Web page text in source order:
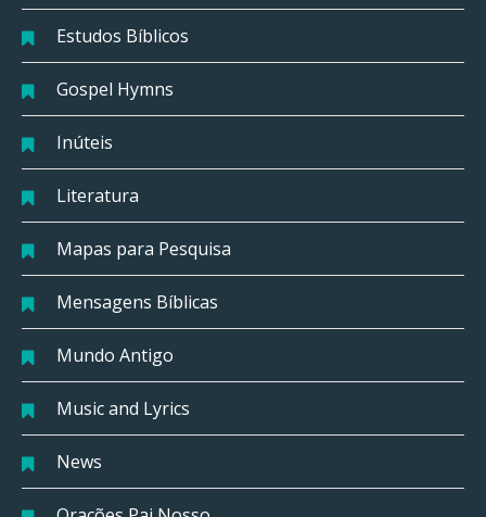
Estudos Bíblicos
Gospel Hymns
Inúteis
Literatura
Mapas para Pesquisa
Mensagens Bíblicas
Mundo Antigo
Music and Lyrics
News